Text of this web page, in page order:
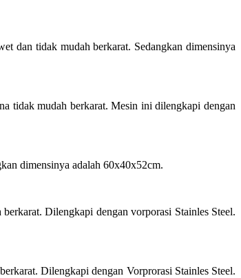
dan tidak mudah berkarat. Sedangkan dimensinya
tidak mudah berkarat. Mesin ini dilengkapi dengan
dimensinya adalah 60x40x52cm.
Dilengkapi dengan vorporasi Stainles Steel.
Dilengkapi dengan Vorprorasi Stainles Steel.